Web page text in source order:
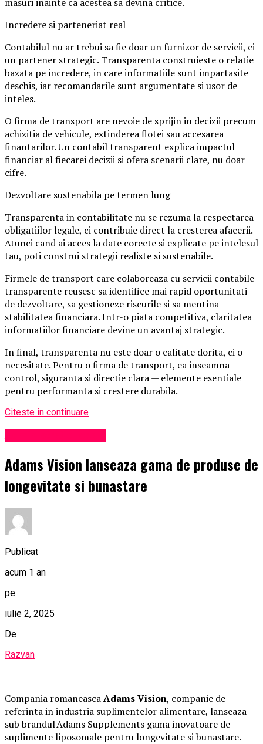
masuri inainte ca acestea sa devina critice.
Incredere si parteneriat real
Contabilul nu ar trebui sa fie doar un furnizor de servicii, ci
un partener strategic. Transparenta construieste o relatie
bazata pe incredere, in care informatiile sunt impartasite
deschis, iar recomandarile sunt argumentate si usor de
inteles.
O firma de transport are nevoie de sprijin in decizii precum
achizitia de vehicule, extinderea flotei sau accesarea
finantarilor. Un contabil transparent explica impactul
financiar al fiecarei decizii si ofera scenarii clare, nu doar
cifre.
Dezvoltare sustenabila pe termen lung
Transparenta in contabilitate nu se rezuma la respectarea
obligatiilor legale, ci contribuie direct la cresterea afacerii.
Atunci cand ai acces la date corecte si explicate pe intelesul
tau, poti construi strategii realiste si sustenabile.
Firmele de transport care colaboreaza cu servicii contabile
transparente reusesc sa identifice mai rapid oportunitati
de dezvoltare, sa gestioneze riscurile si sa mentina
stabilitatea financiara. Intr-o piata competitiva, claritatea
informatiilor financiare devine un avantaj strategic.
In final, transparenta nu este doar o calitate dorita, ci o
necesitate. Pentru o firma de transport, ea inseamna
control, siguranta si directie clara — elemente esentiale
pentru performanta si crestere durabila.
Citeste in continuare
Adams Vision lanseaza gama de produse de
longevitate si bunastare
Publicat
acum 1 an
pe
iulie 2, 2025
De
Razvan
Compania romaneascaAdams Vision, companie de
referinta in industria suplimentelor alimentare, lanseaza
sub brandul Adams Supplements gama inovatoare de
suplimente liposomale pentru longevitate si bunastare.